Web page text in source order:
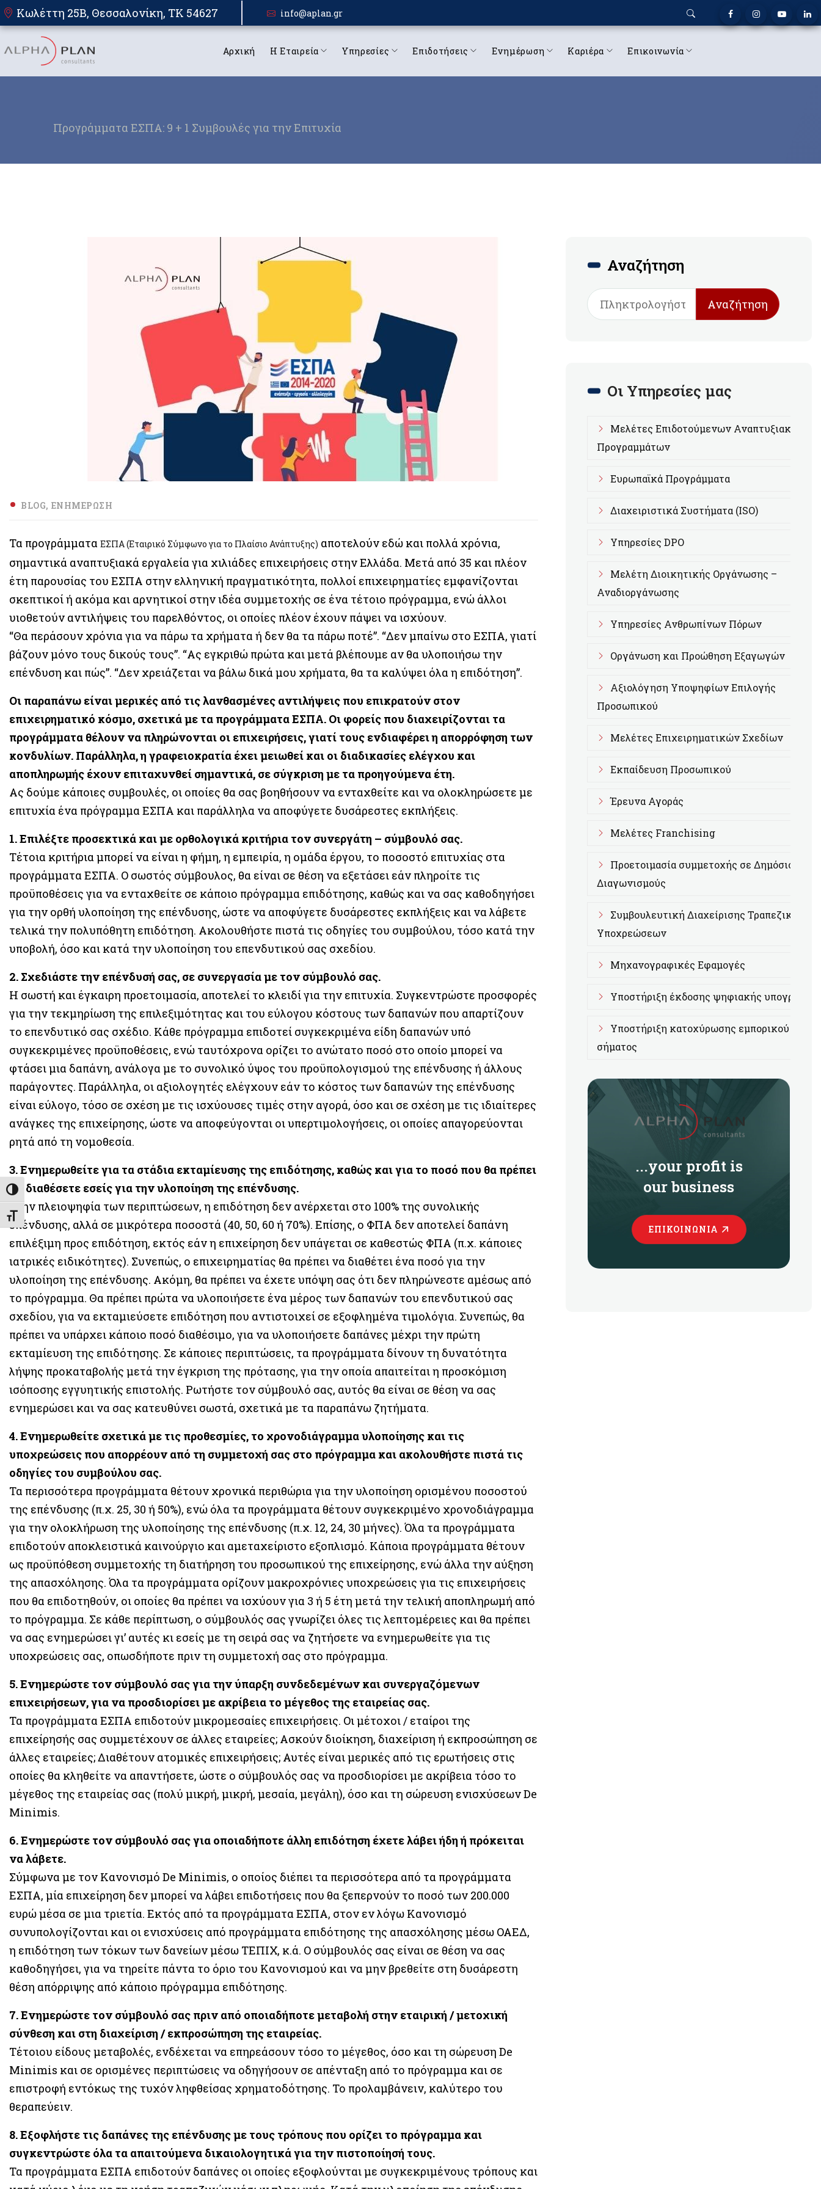
Εναλλαγή Υψηλής Αντίθεσης
Εναλλαγή Μεγέθους Γραμμάτων
Κωλέττη 25Β, Θεσσαλονίκη, TK 54627 info@aplan.gr
Αρχική Η Εταιρεία Υπηρεσίες Επιδοτήσεις Ενημέρωση Καριέρα Επικοινωνία
Προγράμματα ΕΣΠΑ: 9 + 1 Συμβουλές για την Επιτυχία
BLOG ΕΝΗΜΈΡΩΣΗ
Τα προγράμματα ΕΣΠΑ (Εταιρικό Σύμφωνο για το Πλαίσιο Ανάπτυξης) αποτελούν εδώ και πολλά χρόνια,
σημαντικά αναπτυξιακά εργαλεία για χιλιάδες επιχειρήσεις στην Ελλάδα. Μετά από 35 και πλέον
έτη παρουσίας του ΕΣΠΑ στην ελληνική πραγματικότητα, πολλοί επιχειρηματίες εμφανίζονται
σκεπτικοί ή ακόμα και αρνητικοί στην ιδέα συμμετοχής σε ένα τέτοιο πρόγραμμα, ενώ άλλοι
υιοθετούν αντιλήψεις του παρελθόντος, οι οποίες πλέον έχουν πάψει να ισχύουν.
“Θα περάσουν χρόνια για να πάρω τα χρήματα ή δεν θα τα πάρω ποτέ”. “Δεν μπαίνω στο ΕΣΠΑ, γιατί
βάζουν μόνο τους δικούς τους”. “Ας εγκριθώ πρώτα και μετά βλέπουμε αν θα υλοποιήσω την
επένδυση και πώς”. “Δεν χρειάζεται να βάλω δικά μου χρήματα, θα τα καλύψει όλα η επιδότηση”.
Οι παραπάνω είναι μερικές από τις λανθασμένες αντιλήψεις που επικρατούν στον
επιχειρηματικό κόσμο, σχετικά με τα προγράμματα ΕΣΠΑ. Οι φορείς που διαχειρίζονται τα
προγράμματα θέλουν να πληρώνονται οι επιχειρήσεις, γιατί τους ενδιαφέρει η απορρόφηση των
κονδυλίων. Παράλληλα, η γραφειοκρατία έχει μειωθεί και οι διαδικασίες ελέγχου και
αποπληρωμής έχουν επιταχυνθεί σημαντικά, σε σύγκριση με τα προηγούμενα έτη.
Ας δούμε κάποιες συμβουλές, οι οποίες θα σας βοηθήσουν να ενταχθείτε και να ολοκληρώσετε με
επιτυχία ένα πρόγραμμα ΕΣΠΑ και παράλληλα να αποφύγετε δυσάρεστες εκπλήξεις.
1. Επιλέξτε προσεκτικά και με ορθολογικά κριτήρια τον συνεργάτη – σύμβουλό σας.
Τέτοια κριτήρια μπορεί να είναι η φήμη, η εμπειρία, η ομάδα έργου, το ποσοστό επιτυχίας στα
προγράμματα ΕΣΠΑ. Ο σωστός σύμβουλος, θα είναι σε θέση να εξετάσει εάν πληροίτε τις
προϋποθέσεις για να ενταχθείτε σε κάποιο πρόγραμμα επιδότησης, καθώς και να σας καθοδηγήσει
για την ορθή υλοποίηση της επένδυσης, ώστε να αποφύγετε δυσάρεστες εκπλήξεις και να λάβετε
τελικά την πολυπόθητη επιδότηση. Ακολουθήστε πιστά τις οδηγίες του συμβούλου, τόσο κατά την
υποβολή, όσο και κατά την υλοποίηση του επενδυτικού σας σχεδίου.
2. Σχεδιάστε την επένδυσή σας, σε συνεργασία με τον σύμβουλό σας.
Η σωστή και έγκαιρη προετοιμασία, αποτελεί το κλειδί για την επιτυχία. Συγκεντρώστε προσφορές
για την τεκμηρίωση της επιλεξιμότητας και του εύλογου κόστους των δαπανών που απαρτίζουν
το επενδυτικό σας σχέδιο. Κάθε πρόγραμμα επιδοτεί συγκεκριμένα είδη δαπανών υπό
συγκεκριμένες προϋποθέσεις, ενώ ταυτόχρονα ορίζει το ανώτατο ποσό στο οποίο μπορεί να
φτάσει μια δαπάνη, ανάλογα με το συνολικό ύψος του προϋπολογισμού της επένδυσης ή άλλους
παράγοντες. Παράλληλα, οι αξιολογητές ελέγχουν εάν το κόστος των δαπανών της επένδυσης
είναι εύλογο, τόσο σε σχέση με τις ισχύουσες τιμές στην αγορά, όσο και σε σχέση με τις ιδιαίτερες
ανάγκες της επιχείρησης, ώστε να αποφεύγονται οι υπερτιμολογήσεις, οι οποίες απαγορεύονται
ρητά από τη νομοθεσία.
3. Ενημερωθείτε για τα στάδια εκταμίευσης της επιδότησης, καθώς και για το ποσό που θα πρέπει
να διαθέσετε εσείς για την υλοποίηση της επένδυσης.
Στην πλειοψηφία των περιπτώσεων, η επιδότηση δεν ανέρχεται στο 100% της συνολικής
επένδυσης, αλλά σε μικρότερα ποσοστά (40, 50, 60 ή 70%). Επίσης, ο ΦΠΑ δεν αποτελεί δαπάνη
επιλέξιμη προς επιδότηση, εκτός εάν η επιχείρηση δεν υπάγεται σε καθεστώς ΦΠΑ (π.χ. κάποιες
ιατρικές ειδικότητες). Συνεπώς, ο επιχειρηματίας θα πρέπει να διαθέτει ένα ποσό για την
υλοποίηση της επένδυσης. Ακόμη, θα πρέπει να έχετε υπόψη σας ότι δεν πληρώνεστε αμέσως από
το πρόγραμμα. Θα πρέπει πρώτα να υλοποιήσετε ένα μέρος των δαπανών του επενδυτικού σας
σχεδίου, για να εκταμιεύσετε επιδότηση που αντιστοιχεί σε εξοφλημένα τιμολόγια. Συνεπώς, θα
πρέπει να υπάρχει κάποιο ποσό διαθέσιμο, για να υλοποιήσετε δαπάνες μέχρι την πρώτη
εκταμίευση της επιδότησης. Σε κάποιες περιπτώσεις, τα προγράμματα δίνουν τη δυνατότητα
λήψης προκαταβολής μετά την έγκριση της πρότασης, για την οποία απαιτείται η προσκόμιση
ισόποσης εγγυητικής επιστολής. Ρωτήστε τον σύμβουλό σας, αυτός θα είναι σε θέση να σας
ενημερώσει και να σας κατευθύνει σωστά, σχετικά με τα παραπάνω ζητήματα.
4. Ενημερωθείτε σχετικά με τις προθεσμίες, το χρονοδιάγραμμα υλοποίησης και τις
υποχρεώσεις που απορρέουν από τη συμμετοχή σας στο πρόγραμμα και ακολουθήστε πιστά τις
οδηγίες του συμβούλου σας.
Τα περισσότερα προγράμματα θέτουν χρονικά περιθώρια για την υλοποίηση ορισμένου ποσοστού
της επένδυσης (π.χ. 25, 30 ή 50%), ενώ όλα τα προγράμματα θέτουν συγκεκριμένο χρονοδιάγραμμα
για την ολοκλήρωση της υλοποίησης της επένδυσης (π.χ. 12, 24, 30 μήνες). Όλα τα προγράμματα
επιδοτούν αποκλειστικά καινούργιο και αμεταχείριστο εξοπλισμό. Κάποια προγράμματα θέτουν
ως προϋπόθεση συμμετοχής τη διατήρηση του προσωπικού της επιχείρησης, ενώ άλλα την αύξηση
της απασχόλησης. Όλα τα προγράμματα ορίζουν μακροχρόνιες υποχρεώσεις για τις επιχειρήσεις
που θα επιδοτηθούν, οι οποίες θα πρέπει να ισχύουν για 3 ή 5 έτη μετά την τελική αποπληρωμή από
το πρόγραμμα. Σε κάθε περίπτωση, ο σύμβουλός σας γνωρίζει όλες τις λεπτομέρειες και θα πρέπει
να σας ενημερώσει γι’ αυτές κι εσείς με τη σειρά σας να ζητήσετε να ενημερωθείτε για τις
υποχρεώσεις σας, οπωσδήποτε πριν τη συμμετοχή σας στο πρόγραμμα.
5. Ενημερώστε τον σύμβουλό σας για την ύπαρξη συνδεδεμένων και συνεργαζόμενων
επιχειρήσεων, για να προσδιορίσει με ακρίβεια το μέγεθος της εταιρείας σας.
Τα προγράμματα ΕΣΠΑ επιδοτούν μικρομεσαίες επιχειρήσεις. Οι μέτοχοι / εταίροι της
επιχείρησής σας συμμετέχουν σε άλλες εταιρείες; Ασκούν διοίκηση, διαχείριση ή εκπροσώπηση σε
άλλες εταιρείες; Διαθέτουν ατομικές επιχειρήσεις; Αυτές είναι μερικές από τις ερωτήσεις στις
οποίες θα κληθείτε να απαντήσετε, ώστε ο σύμβουλός σας να προσδιορίσει με ακρίβεια τόσο το
μέγεθος της εταιρείας σας (πολύ μικρή, μικρή, μεσαία, μεγάλη), όσο και τη σώρευση ενισχύσεων De
Minimis.
6. Ενημερώστε τον σύμβουλό σας για οποιαδήποτε άλλη επιδότηση έχετε λάβει ήδη ή πρόκειται
να λάβετε.
Σύμφωνα με τον Κανονισμό De Minimis, ο οποίος διέπει τα περισσότερα από τα προγράμματα
ΕΣΠΑ, μία επιχείρηση δεν μπορεί να λάβει επιδοτήσεις που θα ξεπερνούν το ποσό των 200.000
ευρώ μέσα σε μια τριετία. Εκτός από τα προγράμματα ΕΣΠΑ, στον εν λόγω Κανονισμό
συνυπολογίζονται και οι ενισχύσεις από προγράμματα επιδότησης της απασχόλησης μέσω ΟΑΕΔ,
η επιδότηση των τόκων των δανείων μέσω ΤΕΠΙΧ, κ.ά. Ο σύμβουλός σας είναι σε θέση να σας
καθοδηγήσει, για να τηρείτε πάντα το όριο του Κανονισμού και να μην βρεθείτε στη δυσάρεστη
θέση απόρριψης από κάποιο πρόγραμμα επιδότησης.
7. Ενημερώστε τον σύμβουλό σας πριν από οποιαδήποτε μεταβολή στην εταιρική / μετοχική
σύνθεση και στη διαχείριση / εκπροσώπηση της εταιρείας.
Τέτοιου είδους μεταβολές, ενδέχεται να επηρεάσουν τόσο το μέγεθος, όσο και τη σώρευση De
Minimis και σε ορισμένες περιπτώσεις να οδηγήσουν σε απένταξη από το πρόγραμμα και σε
επιστροφή εντόκως της τυχόν ληφθείσας χρηματοδότησης. Το προλαμβάνειν, καλύτερο του
θεραπεύειν.
8. Εξοφλήστε τις δαπάνες της επένδυσης με τους τρόπους που ορίζει το πρόγραμμα και
συγκεντρώστε όλα τα απαιτούμενα δικαιολογητικά για την πιστοποίησή τους.
Τα προγράμματα ΕΣΠΑ επιδοτούν δαπάνες οι οποίες εξοφλούνται με συγκεκριμένους τρόπους και
Αναζήτηση
Αναζήτηση
Οι Υπηρεσίες μας
Μελέτες Επιδοτούμενων Αναπτυξιακών
Προγραμμάτων
Ευρωπαϊκά Προγράμματα
Διαχειριστικά Συστήματα (ISO)
Υπηρεσίες DPO
Μελέτη Διοικητικής Οργάνωσης –
Αναδιοργάνωσης
Υπηρεσίες Ανθρωπίνων Πόρων
Οργάνωση και Προώθηση Εξαγωγών
Αξιολόγηση Υποψηφίων Επιλογής
Προσωπικού
Μελέτες Επιχειρηματικών Σχεδίων
Εκπαίδευση Προσωπικού
Έρευνα Αγοράς
Μελέτες Franchising
Προετοιμασία συμμετοχής σε Δημόσιους
Διαγωνισμούς
Συμβουλευτική Διαχείρισης Τραπεζικών
Υποχρεώσεων
Μηχανογραφικές Εφαμογές
Υποστήριξη έκδοσης ψηφιακής υπογραφής
Υποστήριξη κατοχύρωσης εμπορικού
σήματος
...your profit is
our business
ΕΠΙΚΟΙΝΩΝΊΑ